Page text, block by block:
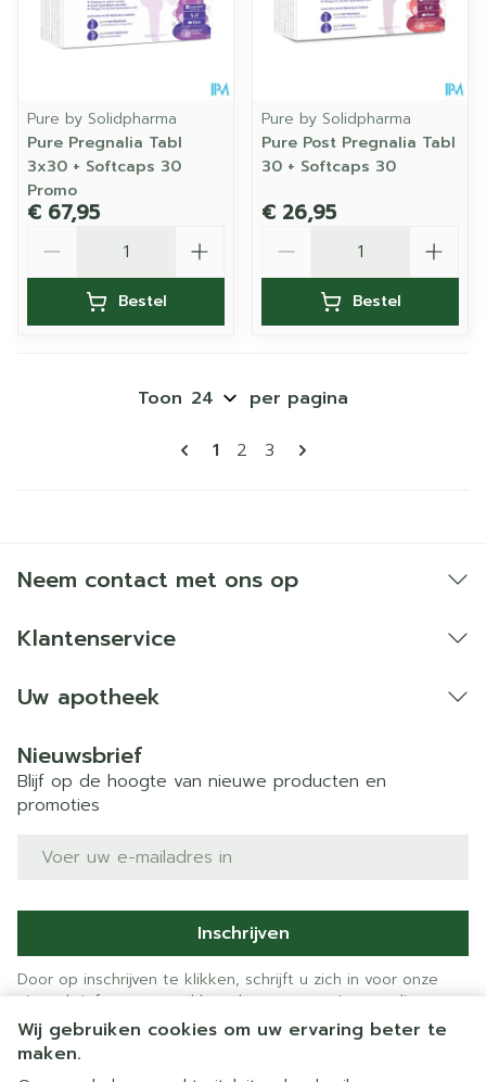
Wij gebruiken cookies om uw ervaring beter te
maken.
Pure by Solidpharma
Pure Pregnalia Tabl
3x30 + Softcaps 30
Promo
€ 67,95
Bestel
Pure by Solidpharma
Pure Post Pregnalia Tabl
30 + Softcaps 30
€ 26,95
Bestel
Pagina's
U lees momenteel pagina
1 Pagina
2 Pagina
3
Toon per pagina
Neem contact met ons op
Klantenservice
Uw apotheek
Nieuwsbrief
Blijf op de hoogte van nieuwe producten en
promoties
E-mail adres
Inschrijven
Door op inschrijven te klikken, schrijft u zich in voor onze
nieuwsbrief en gaat u akkoord met onzeprivacy policy.